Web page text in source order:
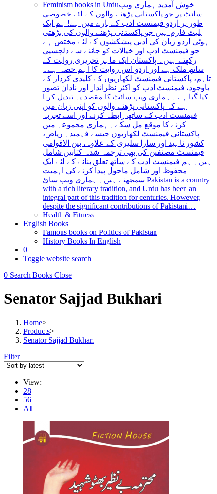
Feminism books in Urduخوش آمدید ہماری ویب
سائٹ پر جو پاکستانی پڑھنے والوں کے لئے خصوصی
طور پر اردو فیمنسٹ ادب کے بارے میں ہے! ہم ایک
پلیٹ فارم ہیں جو پاکستانی پڑھنے والوں کی بڑھتی
ہوئی اردو زبان کی ادبی پیشکشوں کے لئے مختص ہے
جو فیمنسٹ ادب اور خیالات کو جاننے سے دلچسپی
رکھتے ہیں۔ پاکستان ایک ماہر تحریری روایت کے
ساتھ ملک ہے اور اردو اس روایت کا اہم حصہ ہے۔
تاہم، پاکستانی فیمنسٹ لکھاریوں کے کلیدی کردار کے
باوجود، فیمنسٹ ادب کو اکثر نظرانداز اور نادان تصور
کیا گیا ہے۔ ہماری ویب سائٹ کا مقصد یہ تبدیل کرنا
ہے کہ پاکستانی پڑھنے والوں کو اپنی زبان میں
فیمنسٹ ادب کے ساتھ رابطہ کرنے اور اسے تجربہ
کرنے کا موقع مل سکے۔ ہماری مجموعہ میں
پاکستانی فیمنسٹ لکھاریوں جیسے فہمیدہ ریاض،
کشور ناہید اور سارا سلیری کے علاوہ، بین الاقوامی
فیمنسٹ مصنفین کی بھی ترجمہ شدہ کتابیں شامل
ہیں۔ ہم فیمنسٹ ادب کے ساتھ تعلق بنانے کے لئے ایک
محفوظ اور شامل ماحول پیدا کرنے کی اہمیت
سمجھتے ہیں۔ ہماری ویب سائ Pakistan is a country
with a rich literary tradition, and Urdu has been an
integral part of this tradition for centuries. However,
despite the significant contributions of Pakistani…
Health & Fitness
English Books
Famous books on Politics of Pakistan
History Books In English
0
Toggle website search
0 Search Books Close
Senator Sajjad Bukhari
Home>
Products>
Senator Sajjad Bukhari
Filter
View:
28
56
All